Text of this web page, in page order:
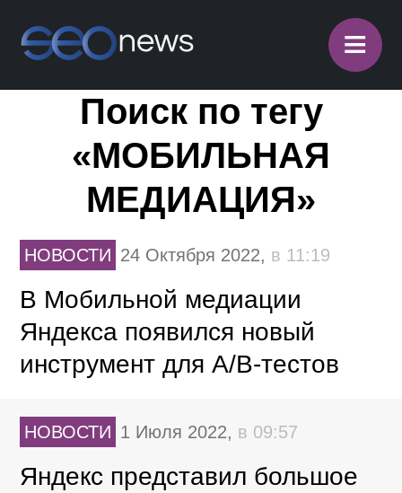
≡
Поиск по тегу
«МОБИЛЬНАЯ
МЕДИАЦИЯ»
НОВОСТИ 24 Октября 2022, в 11:19
В Мобильной медиации
Яндекса появился новый
инструмент для А/B-тестов
НОВОСТИ 1 Июля 2022, в 09:57
Яндекс представил большое